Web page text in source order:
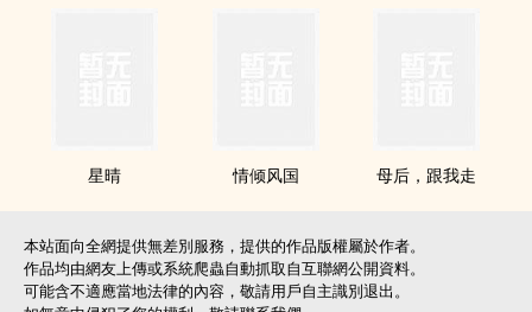
星晴 情倾风国 母后，跟我走
本站面向全網提供無差別服務，提供的作品版權屬於作者。
作品均由網友上傳或系統爬蟲自動抓取自互聯網公開資料。
可能含不適應當地法律的內容，敬請用戶自主識別退出。